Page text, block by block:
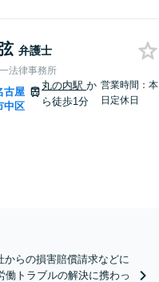
弁護士
法律事務所
古屋
中区
丸の内駅か
ら徒歩1分
営業時間：本
日定休日
らの損害賠償請求などに
働トラブルの解決に携わっ